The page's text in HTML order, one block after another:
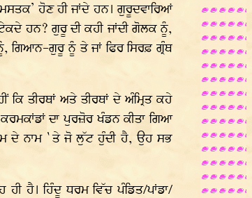
ਹੋਣ ਹੀ ਜਾਂਦੇ ਹਨ। ਗੁਰੂਦਵਾਰਿਆਂ
ਹਨ? ਗੁਰੂ ਦੀ ਕਹੀ ਜਾਂਦੀ ਗੋਲਕ ਨੂੰ,
ਗੁਰੂ ਨੂੰ ਤੇ ਜਾਂ ਫਿਰ ਸਿਰਫ਼ ਗ੍ਰੰਥ
ਤੀਰਥਾਂ ਅਤੇ ਤੀਰਥਾਂ ਦੇ ਅੰਮ੍ਰਿਤ ਕਹੇ
ਦਾ ਪੁਰਜ਼ੋਰ ਖੰਡਨ ਕੀਤਾ ਗਿਆ
ਦੇ ਨਾਮ `ਤੇ ਜੋ ਲੁੱਟ ਹੁੰਦੀ ਹੈ, ਉਹ ਸਭ
ਹੈ। ਹਿੰਦੂ ਧਰਮ ਵਿੱਚ ਪੰਡਿਤ/ਪਾਂਡਾ/